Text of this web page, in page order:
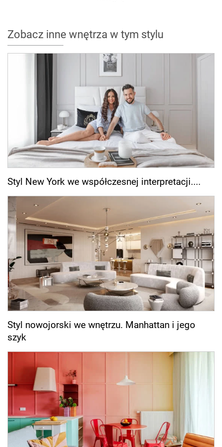
Zobacz inne wnętrza w tym stylu
Styl New York we współczesnej interpretacji....
Styl nowojorski we wnętrzu. Manhattan i jego
szyk